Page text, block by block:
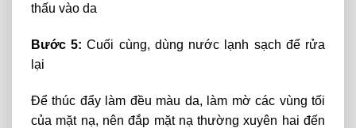
thấu vào da
Bước 5: Cuối cùng, dùng nước lạnh sạch để rửa
lại
Để thúc đẩy làm đều màu da, làm mờ các vùng tối
của mặt nạ, nên đắp mặt nạ thường xuyên hai đến